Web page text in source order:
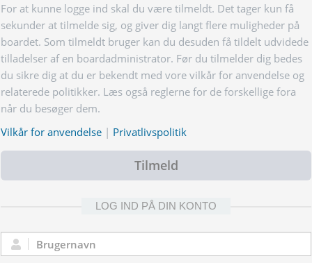
For at kunne logge ind skal du være tilmeldt. Det tager kun få
sekunder at tilmelde sig, og giver dig langt flere muligheder på
boardet. Som tilmeldt bruger kan du desuden få tildelt udvidede
tilladelser af en boardadministrator. Før du tilmelder dig bedes
du sikre dig at du er bekendt med vore vilkår for anvendelse og
relaterede politikker. Læs også reglerne for de forskellige fora
når du besøger dem.
Vilkår for anvendelse | Privatlivspolitik
Tilmeld
LOG IND PÅ DIN KONTO
Brugernavn: